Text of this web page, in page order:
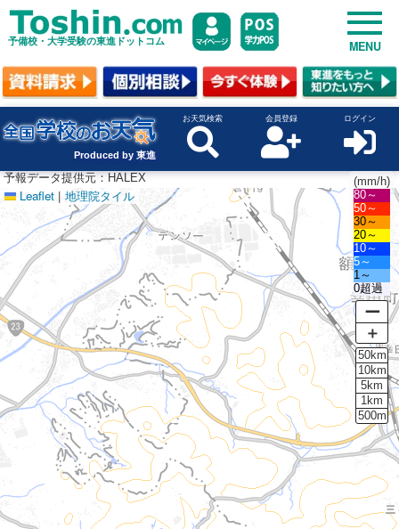
予備校・大学受験の東進ドットコム MENU
Produced by 東進
お天気検索 会員登録 ログイン
Leaflet | 地理院タイル
(mm/h)
80～
50～
30～
20～
10～
5～
1～
0超過
ー
＋
50km
10km
5km
1km
500m
予報データ提供元：HALEX